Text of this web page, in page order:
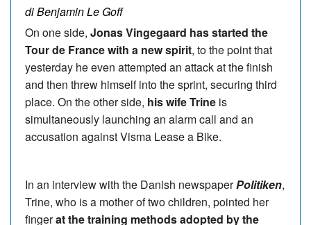
di Benjamin Le Goff
On one side, Jonas Vingegaard has started the
Tour de France with a new spirit, to the point that
yesterday he even attempted an attack at the finish
and then threw himself into the sprint, securing third
place. On the other side, his wife Trine is
simultaneously launching an alarm call and an
accusation against Visma Lease a Bike.
In an interview with the Danish newspaperPolitiken,
Trine, who is a mother of two children, pointed her
fingerat the training methods adopted by the